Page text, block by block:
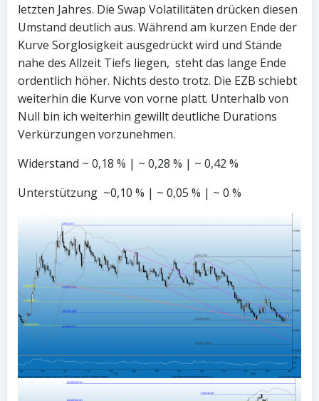
letzten Jahres. Die Swap Volatilitäten drücken diesen
Umstand deutlich aus. Während am kurzen Ende der
Kurve Sorglosigkeit ausgedrückt wird und Stände
nahe des Allzeit Tiefs liegen, steht das lange Ende
ordentlich höher. Nichts desto trotz. Die EZB schiebt
weiterhin die Kurve von vorne platt. Unterhalb von
Null bin ich weiterhin gewillt deutliche Durations
Verkürzungen vorzunehmen.
Widerstand ~ 0,18 % | ~ 0,28 % | ~ 0,42 %
Unterstützung ~0,10 % | ~ 0,05 % | ~ 0 %